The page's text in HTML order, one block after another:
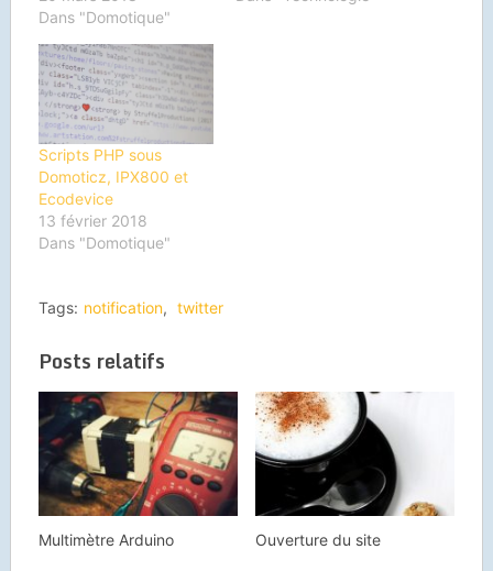
Dans "Domotique"
Scripts PHP sous
Domoticz, IPX800 et
Ecodevice
13 février 2018
Dans "Domotique"
Tags: notification, twitter
Posts relatifs
Multimètre Arduino Ouverture du site